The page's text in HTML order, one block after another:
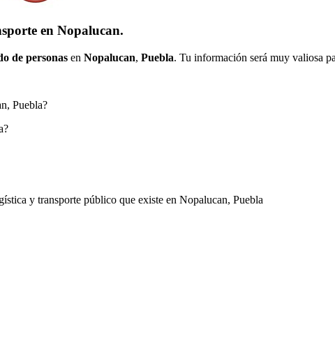
en Nopalucan.
de personas en Nopalucan, Puebla. Tu información será muy valiosa
Puebla?
y transporte público que existe en Nopalucan, Puebla